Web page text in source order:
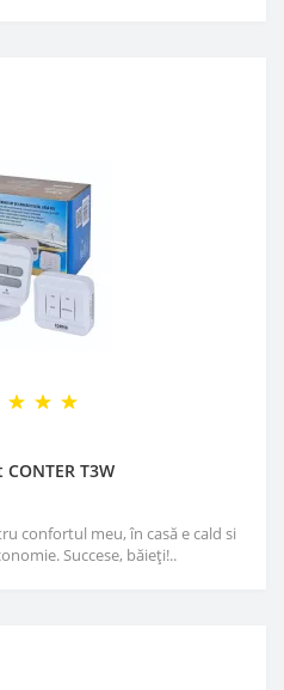
T3W
confortul meu, în casă e cald si
Succese, băieți!..